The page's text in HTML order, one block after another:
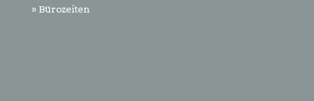
» Bürozeiten